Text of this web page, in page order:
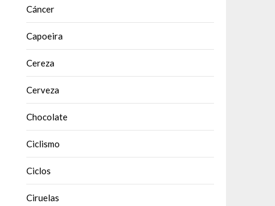
Cáncer
Capoeira
Cereza
Cerveza
Chocolate
Ciclismo
Ciclos
Ciruelas